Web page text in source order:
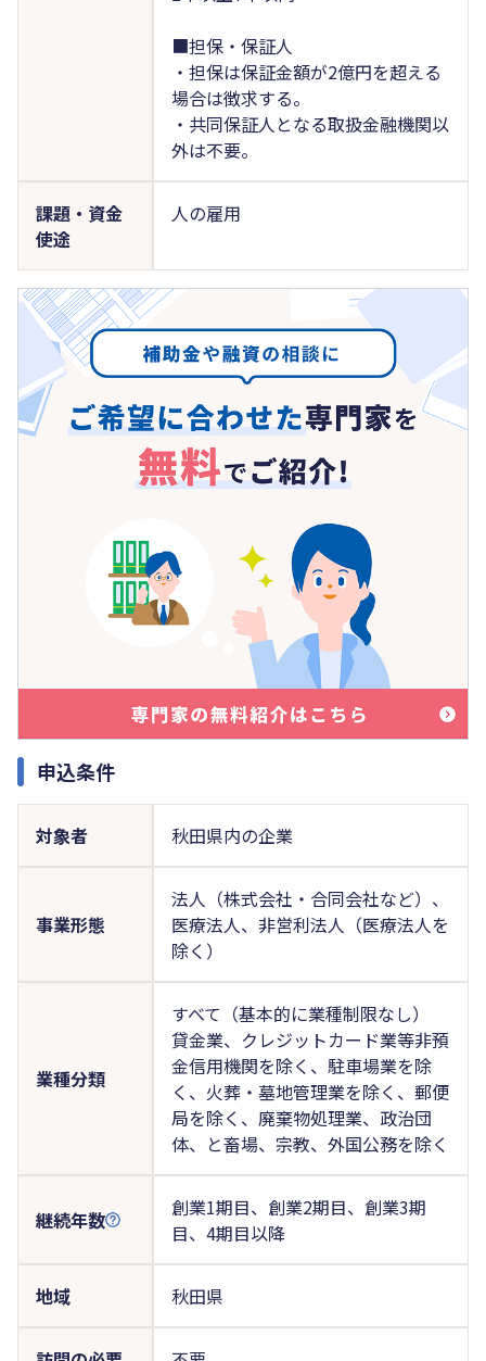
■担保・保証人
・担保は保証金額が2億円を超える
場合は徴求する。
・共同保証人となる取扱金融機関以
外は不要。
課題・資金
使途
人の雇用
申込条件
対象者 秋田県内の企業
事業形態
法人（株式会社・合同会社など）、
医療法人、非営利法人（医療法人を
除く）
業種分類
すべて（基本的に業種制限なし）
貸金業、クレジットカード業等非預
金信用機関を除く、駐車場業を除
く、火葬・墓地管理業を除く、郵便
局を除く、廃棄物処理業、政治団
体、と畜場、宗教、外国公務を除く
継続年数
創業1期目、創業2期目、創業3期
目、4期目以降
地域 秋田県